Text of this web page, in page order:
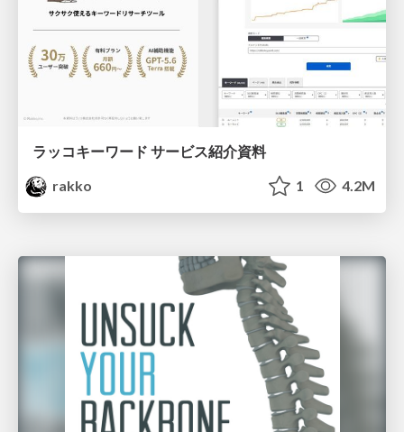
ラッコキーワード サービス紹介資料
rakko
1 4.2M